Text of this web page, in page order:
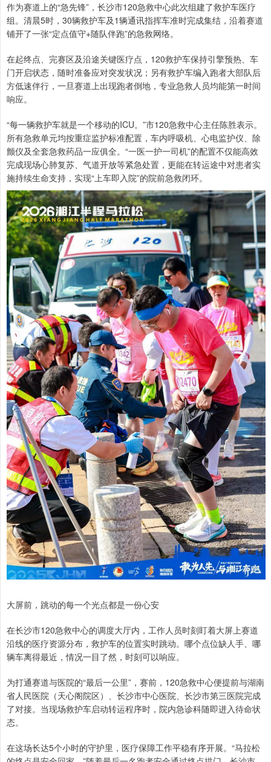
作为赛道上的“急先锋”，长沙市120急救中心此次组建了救护车医疗
组。清晨5时，30辆救护车及1辆通讯指挥车准时完成集结，沿着赛道
铺开了一张“定点值守+随队伴跑”的急救网络。
在起终点、完赛区及沿途关键医疗点，120救护车保持引擎预热、车
门开启状态，随时准备应对突发状况；另有救护车编入跑者大部队后
方低速伴行，一旦赛道上出现跑者倒地，专业急救人员均能第一时间
响应。
“每一辆救护车就是一个移动的ICU。”市120急救中心主任陈胜表示。
所有急救单元均按重症监护标准配置，车内呼吸机、心电监护仪、除
颤仪及全套急救药品一应俱全。“一医一护一司机”的配置不仅能高效
完成现场心肺复苏、气道开放等紧急处置，更能在转运途中对患者实
施持续生命支持，实现“上车即入院”的院前急救闭环。
大屏前，跳动的每一个光点都是一份心安
在长沙市120急救中心的调度大厅内，工作人员时刻盯着大屏上赛道
沿线的医疗资源分布，救护车的位置实时跳动。哪个点位缺人手、哪
辆车离得最近，情况一目了然，时刻可以响应。
为打通赛道与医院的“最后一公里”，赛前，120急救中心便提前与湖南
省人民医院（天心阁院区）、长沙市中心医院、长沙市第三医院完成
了对接。当现场救护车启动转运程序时，院内急诊科随即进入待命状
态。
在这场长达5个小时的守护里，医疗保障工作平稳有序开展。“马拉松